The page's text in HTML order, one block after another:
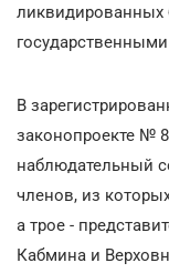
ликвидированных
В
законопроекте №
наблюдательный
членов, из
а трое -
Кабмина и